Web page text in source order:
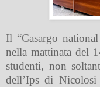
Il “Casargo
nella mattinata del
studenti, non
dell’Ips di